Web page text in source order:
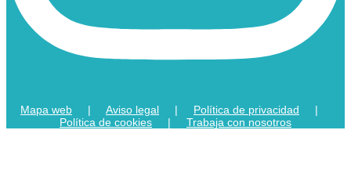
Mapa web | Aviso legal | Política de privacidad |
Política de cookies | Trabaja con nosotros